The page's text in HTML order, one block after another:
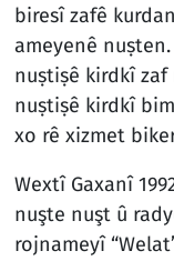
biresî zafê
ameyenê
nuṣtiṣê kirdkî
nuṣtiṣê kirdkî
xo rê xizmet
Wextî Gaxanî
nuşte nuşt û
rojnameyî